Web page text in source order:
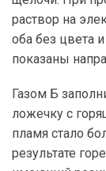
раствор на
оба без цвета
показаны
Газом Б
ложечку с
пламя стало
результате